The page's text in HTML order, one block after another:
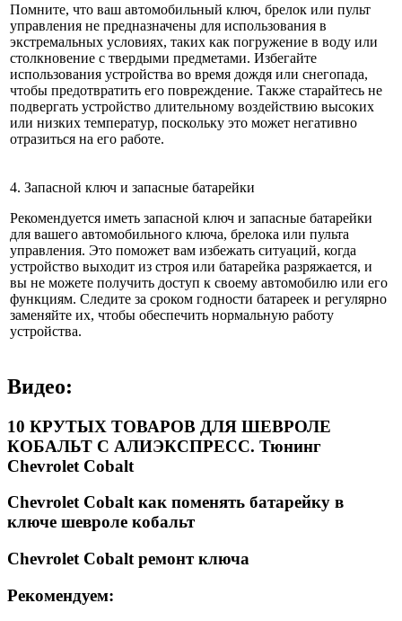
Помните, что ваш автомобильный ключ, брелок или пульт
управления не предназначены для использования в
экстремальных условиях, таких как погружение в воду или
столкновение с твердыми предметами. Избегайте
использования устройства во время дождя или снегопада,
чтобы предотвратить его повреждение. Также старайтесь не
подвергать устройство длительному воздействию высоких
или низких температур, поскольку это может негативно
отразиться на его работе.
4. Запасной ключ и запасные батарейки
Рекомендуется иметь запасной ключ и запасные батарейки
для вашего автомобильного ключа, брелока или пульта
управления. Это поможет вам избежать ситуаций, когда
устройство выходит из строя или батарейка разряжается, и
вы не можете получить доступ к своему автомобилю или его
функциям. Следите за сроком годности батареек и регулярно
заменяйте их, чтобы обеспечить нормальную работу
устройства.
Видео:
10 КРУТЫХ ТОВАРОВ ДЛЯ ШЕВРОЛЕ
КОБАЛЬТ С АЛИЭКСПРЕСС. Тюнинг
Chevrolet Cobalt
Chevrolet Cobalt как поменять батарейку в
ключе шевроле кобальт
Chevrolet Cobalt ремонт ключа
Рекомендуем: